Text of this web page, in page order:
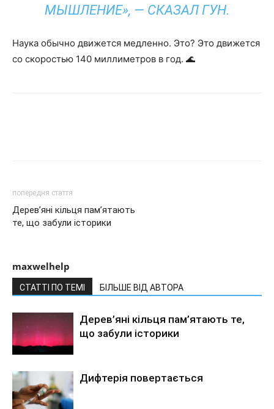
МЫШЛЕНИЕ», — СКАЗАЛ ГУН.
Наука обычно движется медленно. Это? Это движется
со скоростью 140 миллиметров в год. 🌊
попередня стаття
Дерев’яні кільця пам’ятають
те, що забули історики
maxwelhelp
СТАТТІ ПО ТЕМІ БІЛЬШЕ ВІД АВТОРА
Дерев’яні кільця пам’ятають те,
що забули історики
Дифтерія повертається